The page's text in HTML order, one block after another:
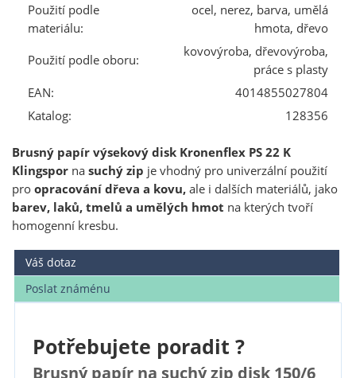
Použití podle
materiálu:
ocel, nerez, barva, umělá
hmota, dřevo
Použití podle oboru:
kovovýroba, dřevovýroba,
práce s plasty
EAN:
4014855027804
Katalog:
128356
Brusný papír výsekový disk Kronenflex PS 22 K
Klingspor nasuchý zip je vhodný pro univerzální použití
proopracování dřeva a kovu,ale i dalších materiálů, jako
barev, laků, tmelů a umělých hmot na kterých tvoří
homogenní kresbu.
Váš dotaz
Poslat známénu
Potřebujete poradit ?
Brusný papír na suchý zip disk 150/6